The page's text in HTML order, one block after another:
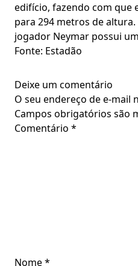
edifício, fazendo com que
para 294 metros de
jogador Neymar possui
Fonte: Estadão
Deixe um comentário
O seu endereço de e-mail
Campos obrigatórios são
Comentário *
Nome*